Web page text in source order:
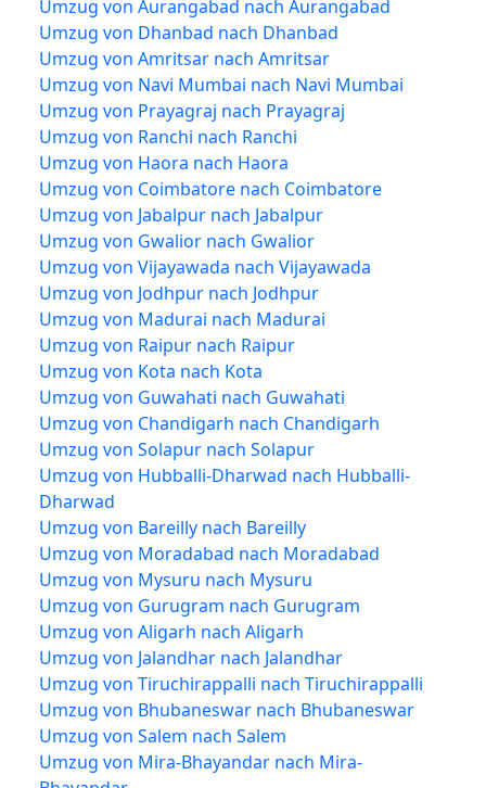
Umzug von Aurangabad nach Aurangabad
Umzug von Dhanbad nach Dhanbad
Umzug von Amritsar nach Amritsar
Umzug von Navi Mumbai nach Navi Mumbai
Umzug von Prayagraj nach Prayagraj
Umzug von Ranchi nach Ranchi
Umzug von Haora nach Haora
Umzug von Coimbatore nach Coimbatore
Umzug von Jabalpur nach Jabalpur
Umzug von Gwalior nach Gwalior
Umzug von Vijayawada nach Vijayawada
Umzug von Jodhpur nach Jodhpur
Umzug von Madurai nach Madurai
Umzug von Raipur nach Raipur
Umzug von Kota nach Kota
Umzug von Guwahati nach Guwahati
Umzug von Chandigarh nach Chandigarh
Umzug von Solapur nach Solapur
Umzug von Hubballi-Dharwad nach Hubballi-
Dharwad
Umzug von Bareilly nach Bareilly
Umzug von Moradabad nach Moradabad
Umzug von Mysuru nach Mysuru
Umzug von Gurugram nach Gurugram
Umzug von Aligarh nach Aligarh
Umzug von Jalandhar nach Jalandhar
Umzug von Tiruchirappalli nach Tiruchirappalli
Umzug von Bhubaneswar nach Bhubaneswar
Umzug von Salem nach Salem
Umzug von Mira-Bhayandar nach Mira-